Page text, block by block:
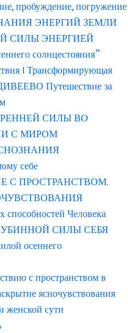
пробуждение, погружение
ЭНЕРГИЙ ЗЕМЛИ
СИЛЫ ЭНЕРГИЕЙ
солнцестояния”
| Трансформирующая
Путешествие за
СИЛЫ ВО
С МИРОМ
себе
С ПРОСТРАНСТВОМ.
способностей Человека
СИЛЫ СЕБЯ
осеннего
с пространством в
ясночувствования
женской сути